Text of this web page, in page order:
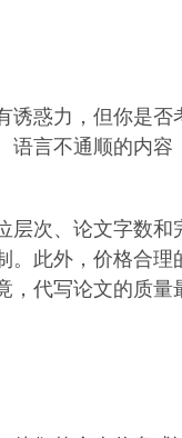
诱惑力，但你是否
语言不通顺的内容
层次、论文字数和
。此外，价格合理
，代写论文的质量